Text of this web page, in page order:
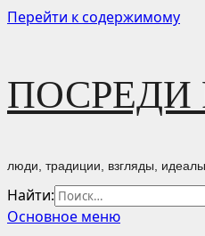
Перейти к содержимому
ПОСРЕДИ
люди, традиции, взгляды,
Найти:
Основное меню